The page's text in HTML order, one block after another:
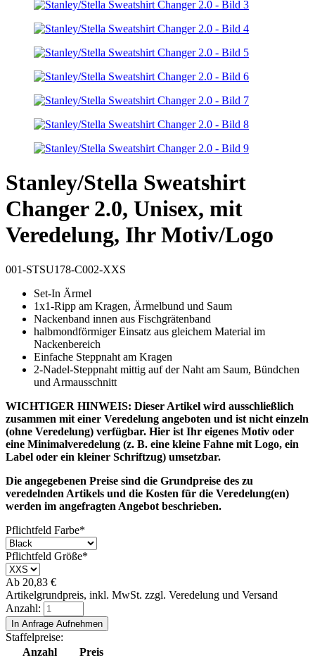
Stanley/Stella Sweatshirt
Changer 2.0, Unisex, mit
Veredelung, Ihr Motiv/Logo
001-STSU178-C002-XXS
Set-In Ärmel
1x1-Ripp am Kragen, Ärmelbund und Saum
Nackenband innen aus Fischgrätenband
halbmondförmiger Einsatz aus gleichem Material im
Nackenbereich
Einfache Steppnaht am Kragen
2-Nadel-Steppnaht mittig auf der Naht am Saum, Bündchen
und Armausschnitt
WICHTIGER HINWEIS: Dieser Artikel wird ausschließlich
zusammen mit einer Veredelung angeboten und ist nicht einzeln
(ohne Veredelung) verfügbar. Hier ist Ihr eigenes Motiv oder
eine Minimalveredelung (z. B. eine kleine Fahne mit Logo, ein
Label oder ein kleiner Schriftzug) umsetzbar.
Die angegebenen Preise sind die Grundpreise des zu
veredelnden Artikels und die Kosten für die Veredelung(en)
werden im angefragten Angebot beschrieben.
Pflichtfeld Farbe*
Pflichtfeld Größe*
Ab 20,83 €
Artikelgrundpreis, inkl. MwSt. zzgl. Veredelung und Versand
Anzahl:
Staffelpreise:
Anzahl
Preis